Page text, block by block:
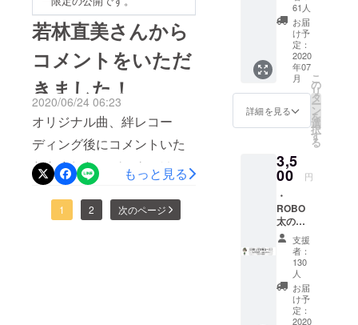
若林直美さんから
コメントをいただ
きました！
2020/06/24 06:23
オリジナル曲、絆レコー
ディング後にコメントいた
だきました！バックには出
来立てのカラオケが流れて
おります！少しだけですが
もっと見る
1 2 次のページ
よるお
礼動画
61人
お届
け予
定：
2020
年07
月
詳細を見る
こ
の
リ
タ
ー
ン
を
選
択
す
る
3,5
00 円
・
ROBO
太の縁
で出来
ている
CD「縁
」1枚
・
ROBO
じぇん
支援
者：
130
人
お届
け予
定：
2020